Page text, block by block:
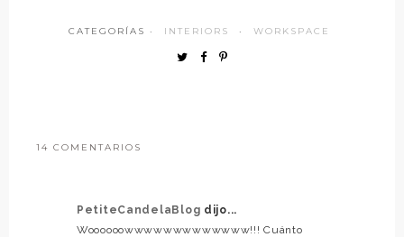
CATEGORÍAS · INTERIORS · WORKSPACE
14 COMENTARIOS
PetiteCandelaBlog dijo...
Woooooowwwwwwwwwwwww!!! Cuánto